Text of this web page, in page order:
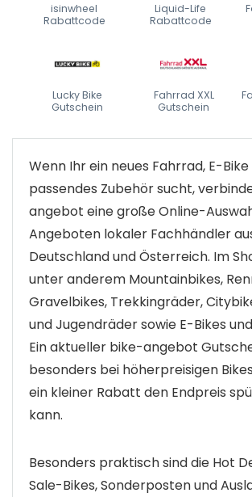
isinwheel
Rabattcode
Liquid-Life
Rabattcode
Lucky Bike
Gutschein
Fahrrad XXL
Gutschein
Wenn Ihr ein neues Fahrrad, E-
passendes Zubehör sucht,
angebot eine große Online-
Angeboten lokaler Fachhändler
Deutschland und Österreich. Im
unter anderem Mountainbikes,
Gravelbikes, Trekkingräder,
und Jugendräder sowie E-Bikes
Ein aktueller bike-angebot
besonders bei höherpreisigen
ein kleiner Rabatt den Endpreis
kann.
Besonders praktisch sind die Hot
Sale-Bikes, Sonderposten und